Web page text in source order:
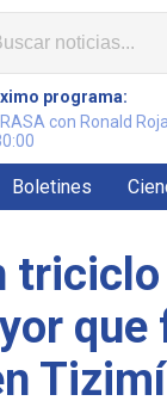
programa:
con Ronald
Boletines
triciclo
que